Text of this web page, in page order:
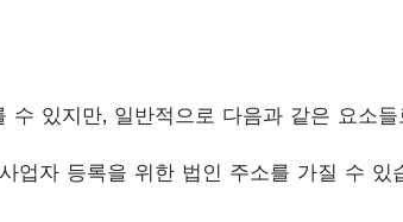
수 있지만, 일반적으로 다음과 같은 요소들
업자 등록을 위한 법인 주소를 가질 수 있